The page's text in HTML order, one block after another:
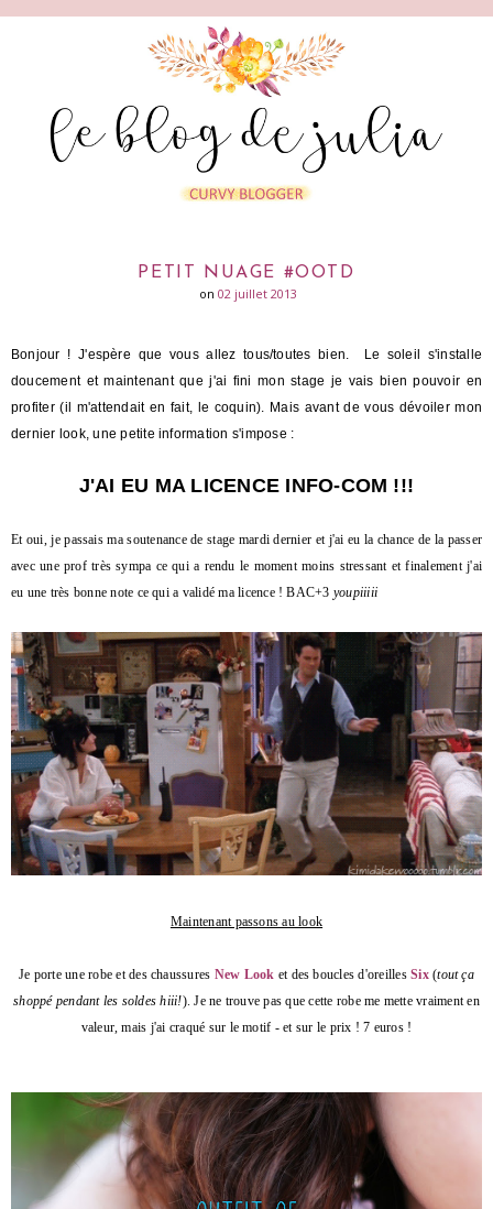
PETIT NUAGE #OOTD
on 02 juillet 2013
Bonjour ! J'espère que vous allez tous/toutes bien. Le soleil s'installe
doucement et maintenant que j'ai fini mon stage je vais bien pouvoir en
profiter (il m'attendait en fait, le coquin). Mais avant de vous dévoiler mon
dernier look, une petite information s'impose :
J'AI EU MA LICENCE INFO-COM !!!
Et oui, je passais ma soutenance de stage mardi dernier et j'ai eu la chance de la passer
avec une prof très sympa ce qui a rendu le moment moins stressant et finalement j'ai
eu une très bonne note ce qui a validé ma licence ! BAC+3 youpiiiii
Maintenant passons au look
Je porte une robe et des chaussures New Look et des boucles d'oreillesSix (tout ça
shoppé pendant les soldes hiii!). Je ne trouve pas que cette robe me mette vraiment en
valeur, mais j'ai craqué sur le motif - et sur le prix ! 7 euros !